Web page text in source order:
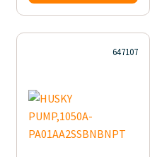
647107